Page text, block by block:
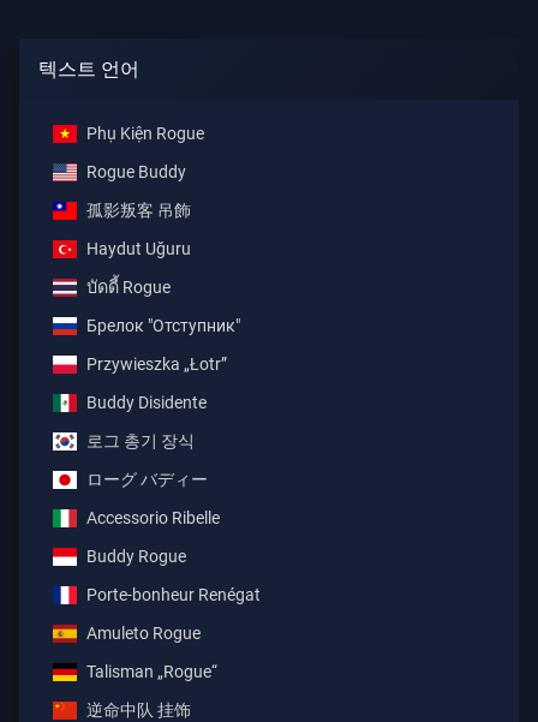
텍스트 언어
Phụ Kiện Rogue
Rogue Buddy
孤影叛客 吊飾
Haydut Uğuru
บัดดี้ Rogue
Брелок "Отступник"
Przywieszka „Łotr”
Buddy Disidente
로그 총기 장식
ローグ バディー
Accessorio Ribelle
Buddy Rogue
Porte-bonheur Renégat
Amuleto Rogue
Talisman „Rogue“
逆命中队 挂饰